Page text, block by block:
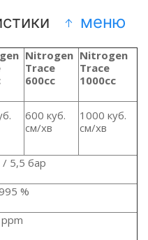
меню
Nitrogen
Trace
600cc
Nitrogen
Trace
1000cc
600 куб.
см/хв
1000 куб.
см/хв
5,5 бар
%